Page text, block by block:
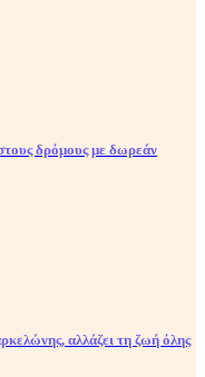
δρόμους με δωρεάν
αλλάζει τη ζωή όλης